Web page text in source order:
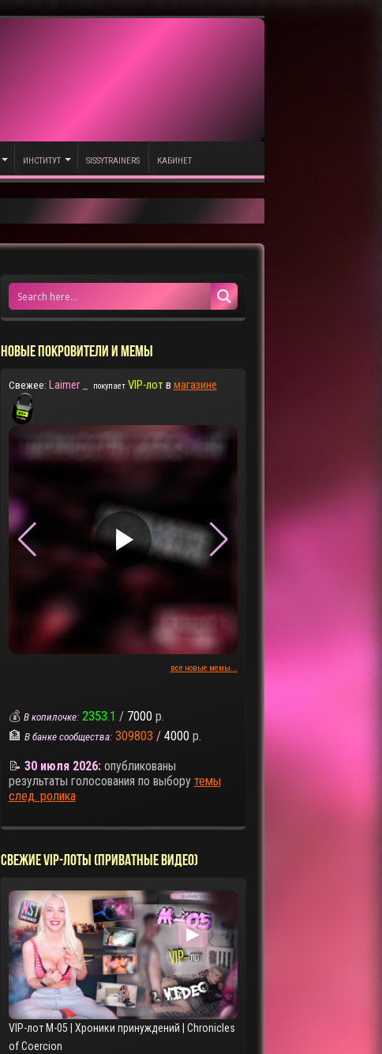
ИНСТИТУТ SISSYTRAINERS КАБИНЕТ
НОВЫЕ ПОКРОВИТЕЛИ И МЕМЫ
Свежее: Laimer _ покупает VIP-лотв магазине
▶
все новые мемы...
💰 В копилочке: 2353.1 / 7000 р.
🏦 В банке сообщества: 309803 / 4000 р.
📝 30 июля 2026:опубликованы
результаты голосования по выбору темы
след. ролика
СВЕЖИЕ VIP-ЛОТЫ (ПРИВАТНЫЕ ВИДЕО)
▶
VIP-лот M-05 | Хроники принуждений | Chronicles
of Coercion